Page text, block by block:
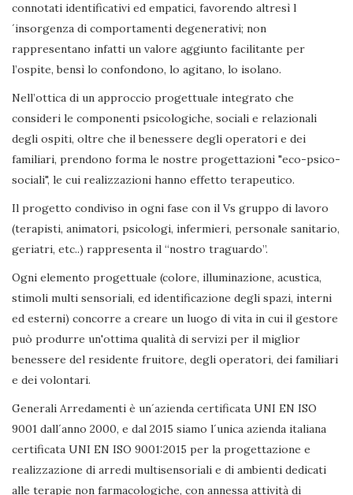
connotati identificativi ed empatici, favorendo altresì l
´insorgenza di comportamenti degenerativi; non
rappresentano infatti un valore aggiunto facilitante per
l’ospite, bensì lo confondono, lo agitano, lo isolano.
Nell’ottica di un approccio progettuale integrato che
consideri le componenti psicologiche, sociali e relazionali
degli ospiti, oltre che il benessere degli operatori e dei
familiari, prendono forma le nostre progettazioni "eco-psico-
sociali", le cui realizzazioni hanno effetto terapeutico.
Il progetto condiviso in ogni fase con il Vs gruppo di lavoro
(terapisti, animatori, psicologi, infermieri, personale sanitario,
geriatri, etc..) rappresenta il “nostro traguardo”.
Ogni elemento progettuale (colore, illuminazione, acustica,
stimoli multi sensoriali, ed identificazione degli spazi, interni
ed esterni) concorre a creare un luogo di vita in cui il gestore
può produrre un'ottima qualità di servizi per il miglior
benessere del residente fruitore, degli operatori, dei familiari
e dei volontari.
Generali Arredamenti è un´azienda certificata UNI EN ISO
9001 dall´anno 2000, e dal 2015 siamo l´unica azienda italiana
certificata UNI EN ISO 9001:2015 per la progettazione e
realizzazione di arredi multisensoriali e di ambienti dedicati
alle terapie non farmacologiche, con annessa attività di